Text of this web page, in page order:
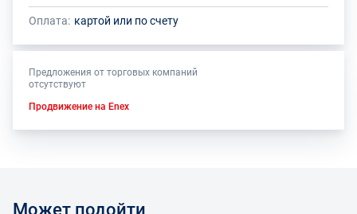
Оплата: картой или по счету
Предложения от торговых компаний
отсутствуют
Продвижение на Enex
Может подойти